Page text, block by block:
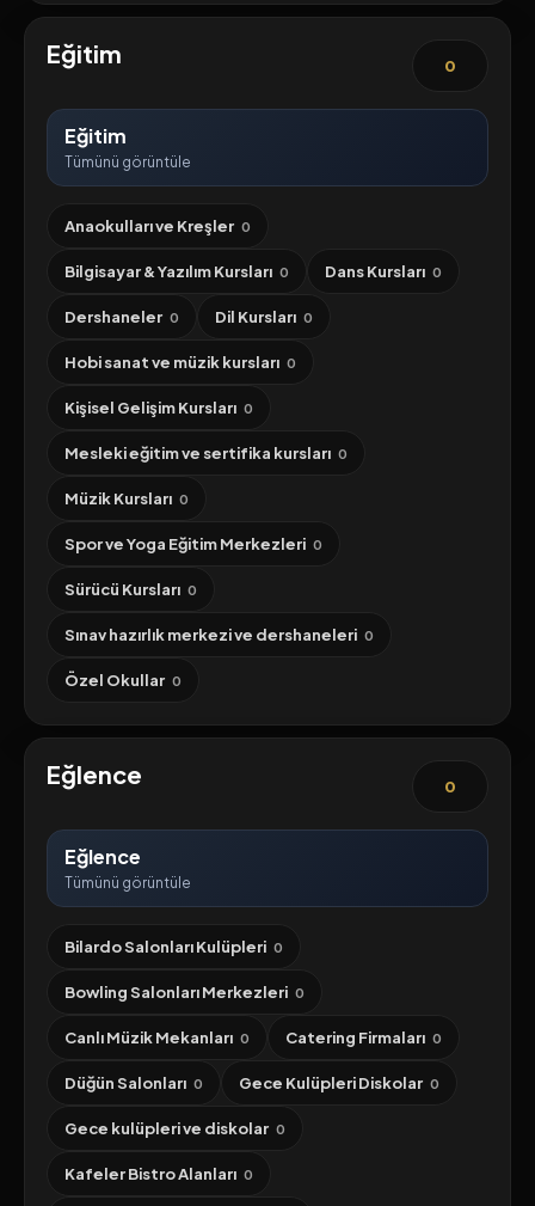
Eğitim 0
Eğitim
Tümünü görüntüle
Anaokulları ve Kreşler 0
Bilgisayar & Yazılım Kursları 0 Dans Kursları 0
Dershaneler 0 Dil Kursları 0
Hobi sanat ve müzik kursları 0
Kişisel Gelişim Kursları 0
Mesleki eğitim ve sertifika kursları 0
Müzik Kursları 0
Spor ve Yoga Eğitim Merkezleri 0
Sürücü Kursları 0
Sınav hazırlık merkezi ve dershaneleri 0
Özel Okullar 0
Eğlence 0
Eğlence
Tümünü görüntüle
Bilardo Salonları Kulüpleri 0
Bowling Salonları Merkezleri 0
Canlı Müzik Mekanları 0 Catering Firmaları 0
Düğün Salonları 0 Gece Kulüpleri Diskolar 0
Gece kulüpleri ve diskolar 0
Kafeler Bistro Alanları 0